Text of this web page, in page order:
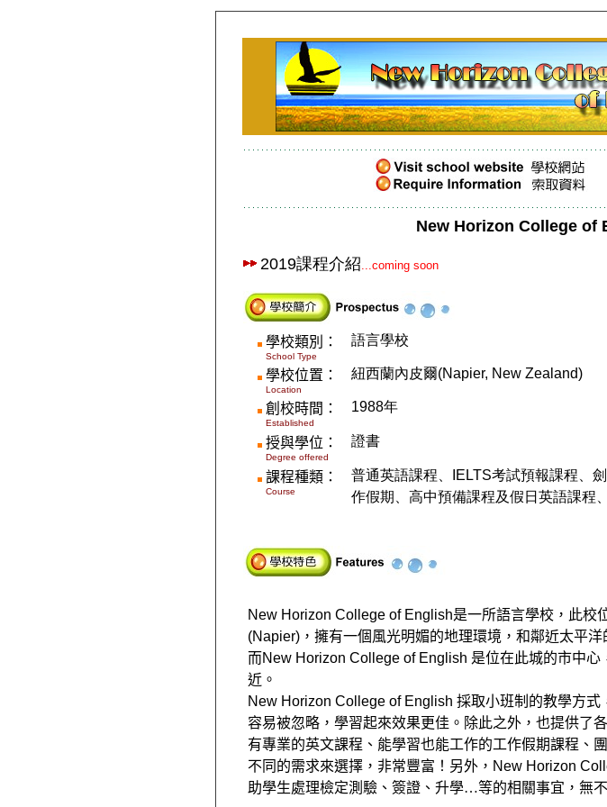
New Horizon College of
2019課程介紹...coming soon
學校類別：
School Type
語言學校
學校位置 ：
Location
紐西蘭內皮爾(Napier, New Zealand)
創校時間：
Established
1988年
授與學位：
Degree offered
證書
課程種類：
Course
普通英語課程、IELTS考試預報課程、
作假期、高中預備課程及假日英語課程
New Horizon College of English是一所語言學校，此校
(Napier)，擁有一個風光明媚的地理環境，和鄰近太平洋
而New Horizon College of English 是位在此城的市中心
近。
New Horizon College of English 採取小班制的教學方式
容易被忽略，學習起來效果更佳。除此之外，也提供了
有專業的英文課程、能學習也能工作的工作假期課程、
不同的需求來選擇，非常豐富！另外， New Horizon
助學生處理檢定測驗、簽證、升學…等的相關事宜，無